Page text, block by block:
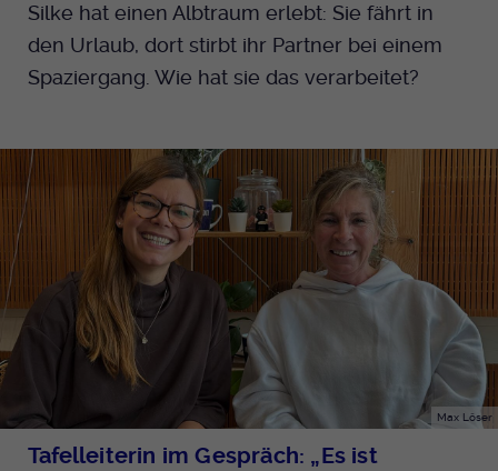
Silke hat einen Albtraum erlebt: Sie fährt in
den Urlaub, dort stirbt ihr Partner bei einem
Spaziergang. Wie hat sie das verarbeitet?
Max Löser
Tafelleiterin im Gespräch: „Es ist